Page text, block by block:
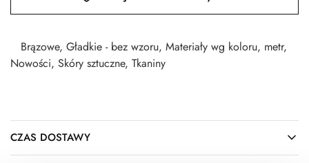
Brązowe, Gładkie - bez wzoru, Materiały wg koloru, metr,
Nowości, Skóry sztuczne, Tkaniny
CZAS DOSTAWY